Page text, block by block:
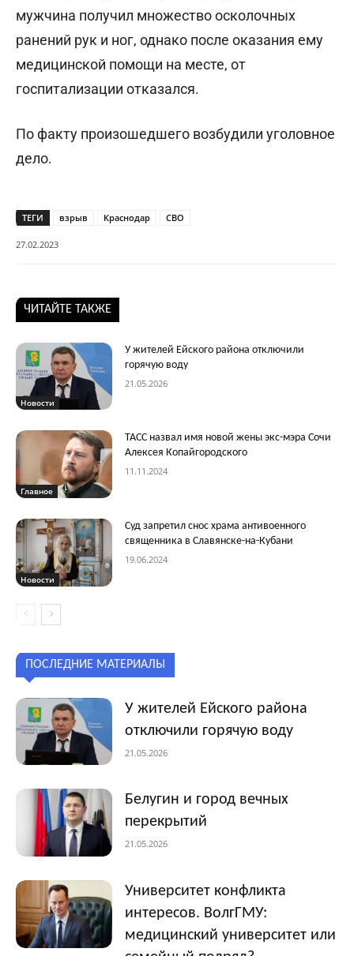
мужчина получил множество осколочных
ранений рук и ног, однако после оказания ему
медицинской помощи на месте, от
госпитализации отказался.
По факту произошедшего возбудили уголовное
дело.
ТЕГИ взрыв Краснодар СВО
27.02.2023
ЧИТАЙТЕ ТАКЖЕ
Новости
У жителей Ейского района отключили
горячую воду
21.05.2026
Главное
ТАСС назвал имя новой жены экс-мэра Сочи
Алексея Копайгородского
11.11.2024
Новости
Суд запретил снос храма антивоенного
священника в Славянске-на-Кубани
19.06.2024
ПОСЛЕДНИЕ МАТЕРИАЛЫ
У жителей Ейского района
отключили горячую воду
21.05.2026
Белугин и город вечных
перекрытий
21.05.2026
Университет конфликта
интересов. ВолгГМУ:
медицинский университет или